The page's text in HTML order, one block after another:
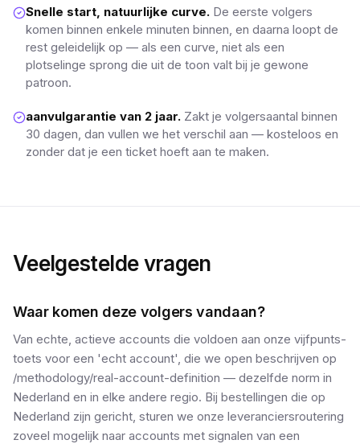
Snelle start, natuurlijke curve. De eerste volgers
komen binnen enkele minuten binnen, en daarna loopt de
rest geleidelijk op — als een curve, niet als een
plotselinge sprong die uit de toon valt bij je gewone
patroon.
aanvulgarantie van 2 jaar. Zakt je volgersaantal binnen
30 dagen, dan vullen we het verschil aan — kosteloos en
zonder dat je een ticket hoeft aan te maken.
Veelgestelde vragen
Waar komen deze volgers vandaan?
Van echte, actieve accounts die voldoen aan onze vijfpunts-
toets voor een 'echt account', die we open beschrijven op
/methodology/real-account-definition — dezelfde norm in
Nederland en in elke andere regio. Bij bestellingen die op
Nederland zijn gericht, sturen we onze leveranciersroutering
zoveel mogelijk naar accounts met signalen van een